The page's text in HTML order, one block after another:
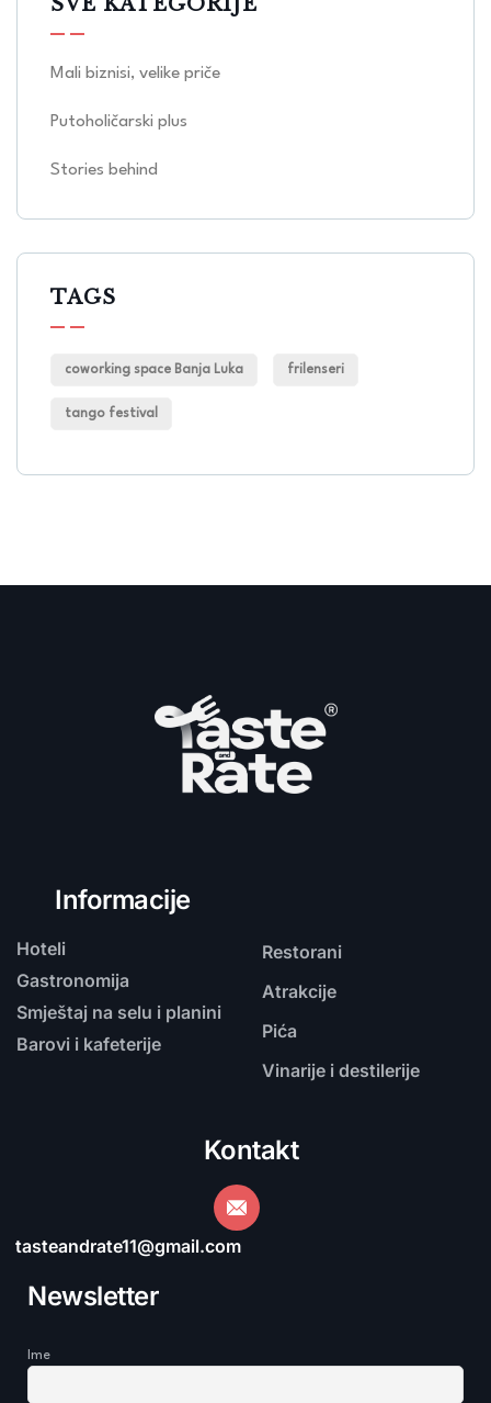
Mali biznisi, velike priče
Putoholičarski plus
Stories behind
TAGS
coworking space Banja Luka frilenseri
tango festival
Informacije
Hoteli
Gastronomija
Smještaj na selu i planini
Barovi i kafeterije
Restorani
Atrakcije
Pića
Vinarije i destilerije
Kontakt
tasteandrate11@gmail.com
Newsletter
Ime